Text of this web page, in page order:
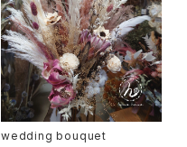
wedding bouquet